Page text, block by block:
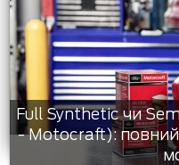
Full Synthetic чи
- Motocraft): повний